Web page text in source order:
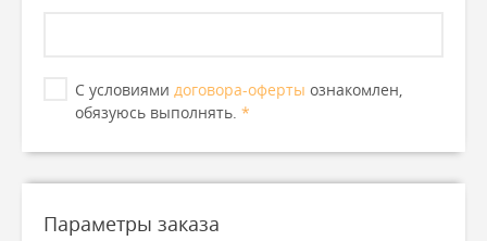
С условиями договора-оферты ознакомлен,
обязуюсь выполнять. *
Параметры заказа